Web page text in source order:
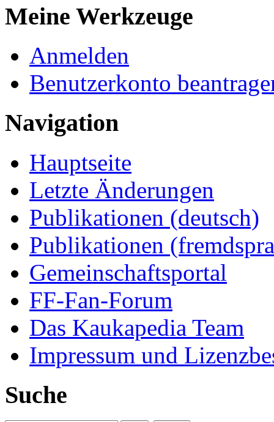
Meine Werkzeuge
Anmelden
Benutzerkonto
Navigation
Hauptseite
Letzte Änderungen
Publikationen (deutsch)
Publikationen
Gemeinschaftsportal
FF-Fan-Forum
Das Kaukapedia Team
Impressum und
Suche